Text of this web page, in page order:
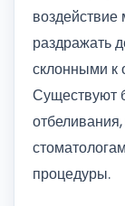
воздействие
раздражать
склонными к
Существуют
процедуры.